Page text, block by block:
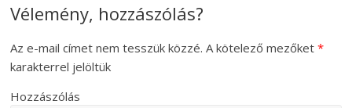
Vélemény, hozzászólás?
Az e-mail címet nem tesszük közzé. A kötelező mezőket*
karakterrel jelöltük
Hozzászólás